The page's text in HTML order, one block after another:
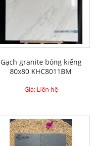
Gạch granite bóng kiếng
80x80 KHC8011BM
Giá: Liên hệ